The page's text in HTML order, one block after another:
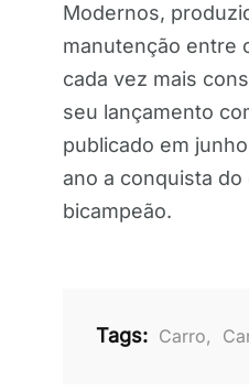
Modernos,
manutenção entre
cada vez mais
seu lançamento
publicado em
ano a conquista do
bicampeão.
Tags: Carro,